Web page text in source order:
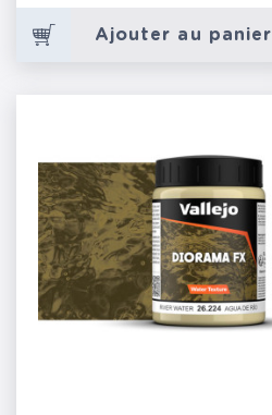
Ajouter au panier